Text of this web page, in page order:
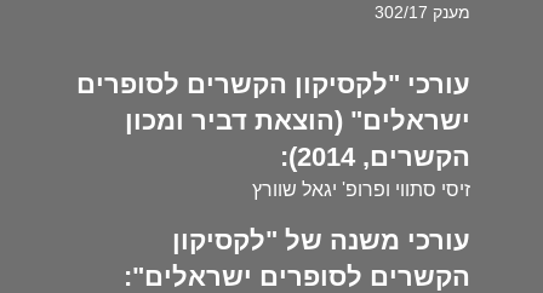
מענק 302/17
עורכי "לקסיקון הקשרים לסופרים
ישראלים" (הוצאת דביר ומכון
הקשרים, 2014):
זיסי סתווי ופרופ' יגאל שוורץ
עורכי משנה של "לקסיקון
הקשרים לסופרים ישראלים":